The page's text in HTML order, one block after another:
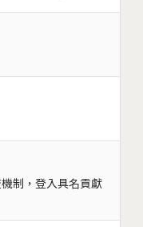
制，登入具名貢獻